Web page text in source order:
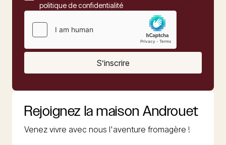
politique de confidentialité
S’inscrire
Rejoignez la maison Androuet
Venez vivre avec nous l'aventure fromagère !